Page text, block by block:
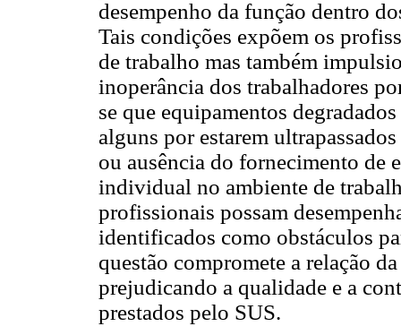
desempenho da função dentro
Tais condições expõem os
de trabalho mas também
inoperância dos trabalhadores
se que equipamentos
alguns por estarem
ou ausência do fornecimento de
individual no ambiente de
profissionais possam
identificados como obstáculos
questão compromete a relação
prejudicando a qualidade e a
prestados pelo SUS.